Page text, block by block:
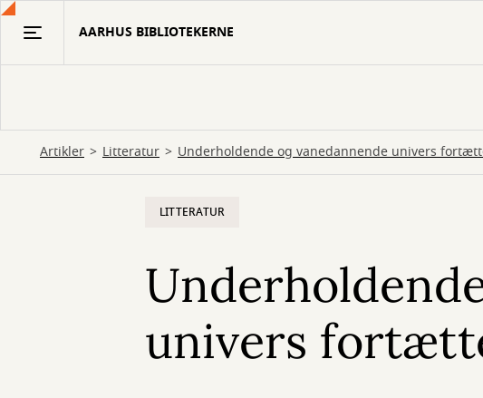
Gå
AARHUS BIBLIOTEKERNE
Artikler Litteratur Underholdende og vanedannende univers
LITTERATUR
univers